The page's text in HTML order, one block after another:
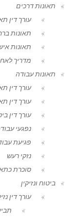
תאונות דרכים
עורך דין
תאונות
תאונות
מדריך
תאונות עבודה
עורך דין
עורך דין
עורך דין
נפגעי
פגיעת
נזקי רעש
סוכרת
ביטוח ונזיקין
עורך דין